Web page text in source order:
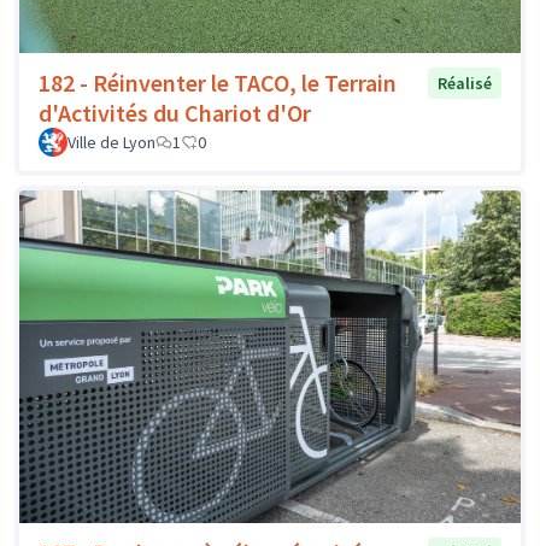
182 - Réinventer le TACO, le Terrain
d'Activités du Chariot d'Or
Réalisé
Ville de Lyon 1 0